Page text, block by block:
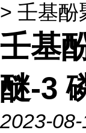
> 壬基酚
壬基
醚-3
2023-